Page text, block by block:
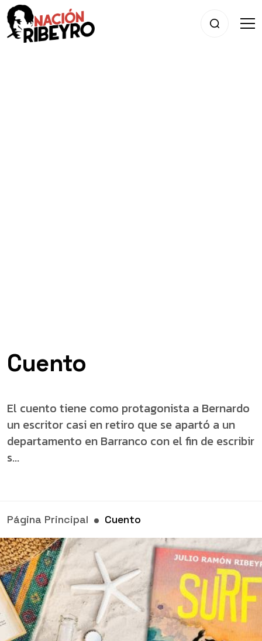
Cuento
El cuento tiene como protagonista a Bernardo
un escritor casi en retiro que se apartó a un
departamento en Barranco con el fin de escribir
s...
Página Principal Cuento